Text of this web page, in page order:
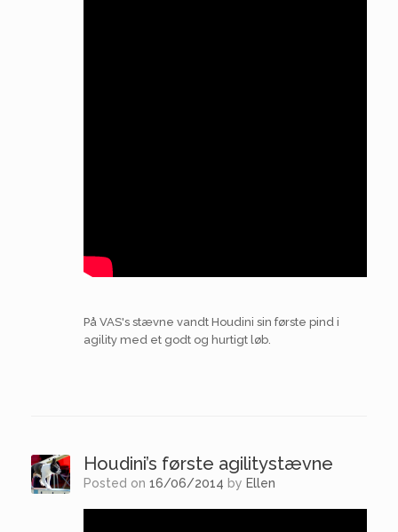
På VAS's stævne vandt Houdini sin første pind i
agility med et godt og hurtigt løb.
Houdini’s første agilitystævne
Posted on 16/06/2014 by Ellen